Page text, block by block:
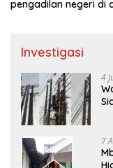
pengadilan negeri di
Investigasi
4
7